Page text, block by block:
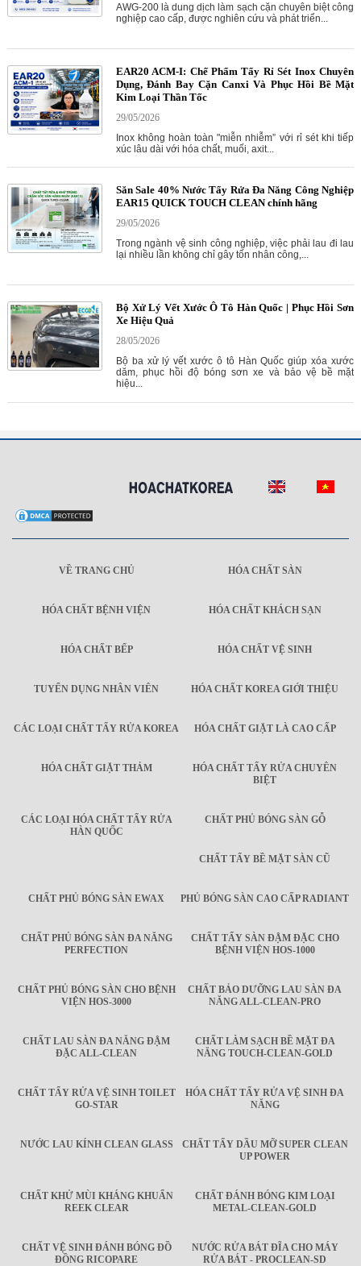
AWG-200 là dung dịch làm sạch cặn chuyên biệt công
nghiệp cao cấp, được nghiên cứu và phát triển...
EAR20 ACM-I: Chế Phẩm Tẩy Rỉ Sét Inox Chuyên
Dụng, Đánh Bay Cặn Canxi Và Phục Hồi Bề Mặt
Kim Loại Thần Tốc
29/05/2026
Inox không hoàn toàn "miễn nhiễm” với rỉ sét khi tiếp
xúc lâu dài với hóa chất, muối, axit...
Săn Sale 40% Nước Tẩy Rửa Đa Năng Công Nghiệp
EAR15 QUICK TOUCH CLEAN chính hãng
29/05/2026
Trong ngành vệ sinh công nghiệp, việc phải lau đi lau
lại nhiều lần không chỉ gây tốn nhân công,...
Bộ Xử Lý Vết Xước Ô Tô Hàn Quốc | Phục Hồi Sơn
Xe Hiệu Quả
28/05/2026
Bộ ba xử lý vết xước ô tô Hàn Quốc giúp xóa xước
dăm, phục hồi độ bóng sơn xe và bảo vệ bề mặt
hiệu...
VỀ TRANG CHỦ HÓA CHẤT SÀN
HÓA CHẤT BỆNH VIỆN HÓA CHẤT KHÁCH SẠN
HÓA CHẤT BẾP HÓA CHẤT VỆ SINH
TUYỂN DỤNG NHÂN VIÊN HÓA CHẤT KOREA GIỚI THIỆU
CÁC LOẠI CHẤT TẨY RỬA KOREA HÓA CHẤT GIẶT LÀ CAO CẤP
HÓA CHẤT GIẶT THẢM
HÓA CHẤT TẨY RỬA CHUYÊN
BIỆT
CÁC LOẠI HÓA CHẤT TẨY RỬA
HÀN QUỐC
CHẤT PHỦ BÓNG SÀN GỖ
CHẤT TẨY BỀ MẶT SÀN CŨ
CHẤT PHỦ BÓNG SÀN EWAX PHỦ BÓNG SÀN CAO CẤP RADIANT
CHẤT PHỦ BÓNG SÀN ĐA NĂNG
PERFECTION
CHẤT TẨY SÀN ĐẬM ĐẶC CHO
BỆNH VIỆN HOS-1000
CHẤT PHỦ BÓNG SÀN CHO BỆNH
VIỆN HOS-3000
CHẤT BẢO DƯỠNG LAU SÀN ĐA
NĂNG ALL-CLEAN-PRO
CHẤT LAU SÀN ĐA NĂNG ĐẬM
ĐẶC ALL-CLEAN
CHẤT LÀM SẠCH BỀ MẶT ĐA
NĂNG TOUCH-CLEAN-GOLD
CHẤT TẨY RỬA VỆ SINH TOILET
GO-STAR
HÓA CHẤT TẨY RỬA VỆ SINH ĐA
NĂNG
NƯỚC LAU KÍNH CLEAN GLASS
CHẤT TẨY DẦU MỠ SUPER CLEAN
UP POWER
CHẤT KHỬ MÙI KHÁNG KHUẨN
REEK CLEAR
CHẤT ĐÁNH BÓNG KIM LOẠI
METAL-CLEAN-GOLD
CHẤT VỆ SINH ĐÁNH BÓNG ĐỒ
ĐỒNG RICOPARE
NƯỚC RỬA BÁT ĐĨA CHO MÁY
RỬA BÁT - PROCLEAN-SD